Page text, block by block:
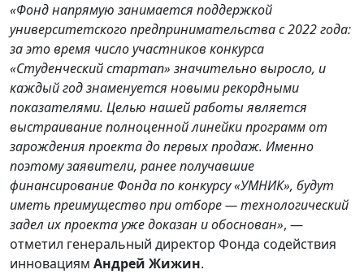
«Фонд напрямую занимается поддержкой
университетского предпринимательства с 2022 года:
за это время число участников конкурса
«Студенческий стартап» значительно выросло, и
каждый год знаменуется новыми рекордными
показателями. Целью нашей работы является
выстраивание полноценной линейки программ от
зарождения проекта до первых продаж. Именно
поэтому заявители, ранее получавшие
финансирование Фонда по конкурсу «УМНИК», будут
иметь преимущество при отборе — технологический
задел их проекта уже доказан и обоснован», —
отметил генеральный директор Фонда содействия
инновациям Андрей Жижин.